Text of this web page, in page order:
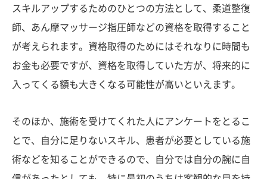
スキルアップするためのひとつの方法として、柔道整復
師、あん摩マッサージ指圧師などの資格を取得すること
が考えられます。資格取得のためにはそれなりに時間も
お金も必要ですが、資格を取得していた方が、将来的に
入ってくる額も大きくなる可能性が高いといえます。
そのほか、施術を受けてくれた人にアンケートをとるこ
とで、自分に足りないスキル、患者が必要としている施
術などを知ることができるので、自分では自分の腕に自